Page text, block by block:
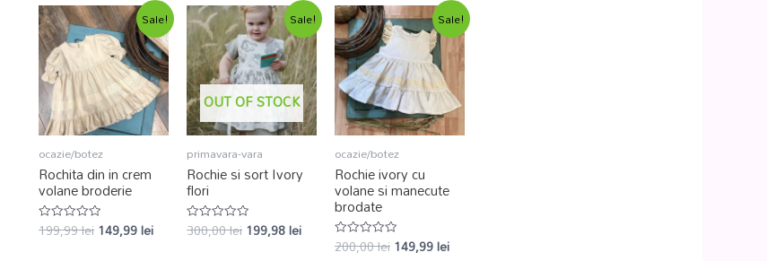
Sale!
ocazie/botez
Rochita din in crem
volane broderie
Evaluat
la
199,99lei149,99lei
Sale!
OUT OF STOCK
primavara-vara
Rochie si sort Ivory
flori
Evaluat
la
300,00lei199,98lei
Sale!
ocazie/botez
Rochie ivory cu
volane si manecute
brodate
Evaluat
la
200,00lei149,99lei